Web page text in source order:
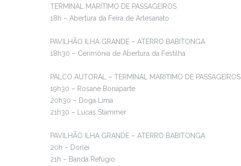
TERMINAL MARÍTIMO DE PASSAGEIROS
18h – Abertura da Feira de Artesanato
PAVILHÃO ILHA GRANDE – ATERRO BABITONGA
18h30 – Cerimônia de Abertura da Festilha
PALCO AUTORAL – TERMINAL MARÍTIMO DE PASSAGEIROS
19h30 – Rosane Bonaparte
20h30 – Doga Lima
21h30 – Lucas Stammer
PAVILHÃO ILHA GRANDE – ATERRO BABITONGA
20h – Dorlei
21h – Banda Refúgio